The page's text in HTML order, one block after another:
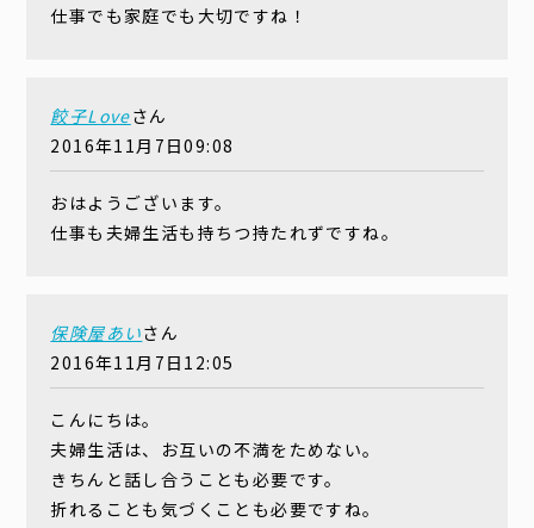
仕事でも家庭でも大切ですね！
餃子Loveさん
2016年11月7日09:08
おはようございます。
仕事も夫婦生活も持ちつ持たれずですね。
保険屋あいさん
2016年11月7日12:05
こんにちは。
夫婦生活は、お互いの不満をためない。
きちんと話し合うことも必要です。
折れることも気づくことも必要ですね。